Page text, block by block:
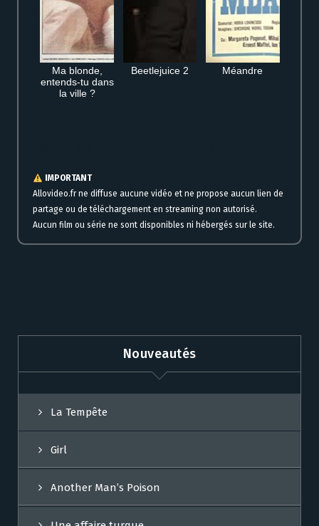
Ma blonde,
entends-tu dans
la ville ?
Beetlejuice 2 Méandre
IMPORTANT
Allovideo.fr ne diffuse aucune vidéo et ne propose aucun lien de
partage ou de téléchargement en streaming non autorisé.
Aucun film ou série ne sont disponibles ni hébergés sur le site.
Nouveautés
La Tempête
Girl
Another Man’s Poison